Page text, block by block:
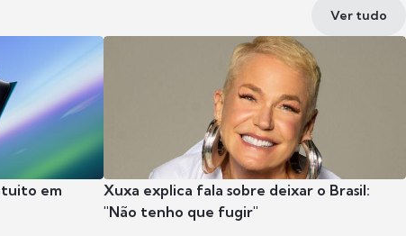
Ver tudo
em
Xuxa explica fala sobre deixar o Brasil:
"Não tenho que fugir"